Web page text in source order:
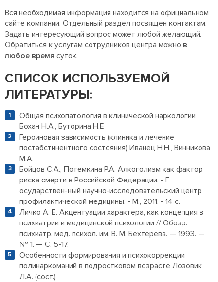
Вся необходимая информация находится на официальном
сайте компании. Отдельный раздел посвящен контактам.
Задать интересующий вопрос может любой желающий.
Обратиться к услугам сотрудников центра можно в
любое время суток.
СПИСОК ИСПОЛЬЗУЕМОЙ
ЛИТЕРАТУРЫ:
Общая психопатология в клинической наркологии
Бохан Н.А., Буторина Н.Е
Героиновая зависимость (клиника и лечение
постабстинентного состояния) Иванец Н.Н., Винникова
М.А.
Бойцов С.А., Потемкина Р.А. Алкоголизм как фактор
риска смерти в Российской Федерации. - Г
осударствен-ный научно-исследовательский центр
профилактической медицины. - М., 2011. - 14 с.
Личко А. Е. Акцентуации характера, как концепция в
психиатрии и медицинской психологии // Обозр.
психиатр. мед. психол. им. В. М. Бехтерева. — 1993. —
№ 1. — С. 5-17.
Особенности формирования и психокоррекции
полинаркоманий в подростковом возрасте Лозовик
Л.А. (сост.)